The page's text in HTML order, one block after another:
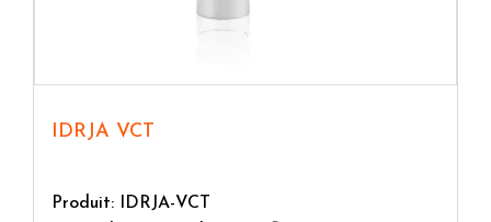
IDRJA VCT
Produit: IDRJA-VCT